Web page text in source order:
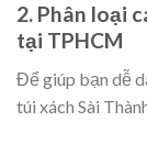
2. Phân loại
tại TPHCM
Để giúp bạn dễ
túi xách Sài